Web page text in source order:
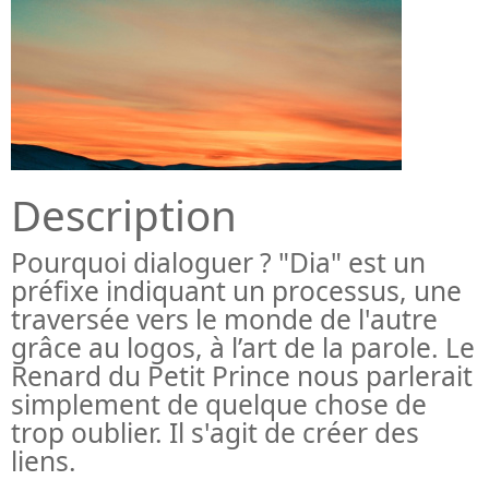
Description
Pourquoi dialoguer ? "Dia" est un
préfixe indiquant un processus, une
traversée vers le monde de l'autre
grâce au logos, à l’art de la parole. Le
Renard du Petit Prince nous parlerait
simplement de quelque chose de
trop oublier. Il s'agit de créer des
liens.